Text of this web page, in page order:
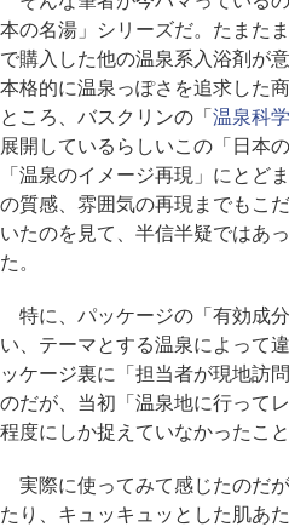
本の名湯」シリーズだ。たまた
で購入した他の温泉系入浴剤が
本格的に温泉っぽさを追求した
ところ、バスクリンの「 温泉科
展開しているらしいこの「日本
「温泉のイメージ再現」にとど
の質感、雰囲気の再現までもこ
いたのを見て、半信半疑ではあ
た。
特に、パッケージの「有効成
い、テーマとする温泉によって
ッケージ裏に「担当者が現地訪
のだが、当初「温泉地に行って
程度にしか捉えていなかったこ
実際に使ってみて感じたのだ
たり、キュッキュッとした肌あ